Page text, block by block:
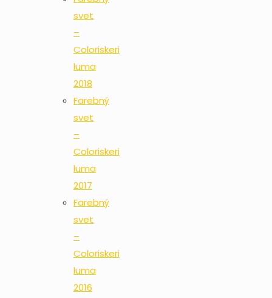
svet
–
Coloriskeri
luma
2018
Farebný
svet
–
Coloriskeri
luma
2017
Farebný
svet
–
Coloriskeri
luma
2016